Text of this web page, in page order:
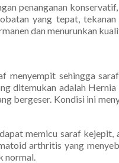
penanganan
yang tepat,
dan menurunkan
sehingga
ditemukan adalah
bergeser. Kondisi ini
memicu saraf kejepit,
arthritis yang
normal.